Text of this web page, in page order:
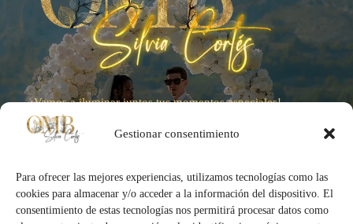
Gestionar consentimiento
Para ofrecer las mejores experiencias, utilizamos tecnologías como las
cookies para almacenar y/o acceder a la información del dispositivo. El
consentimiento de estas tecnologías nos permitirá procesar datos como
¡Vamos a iluminar juntos tus momentos especiales!